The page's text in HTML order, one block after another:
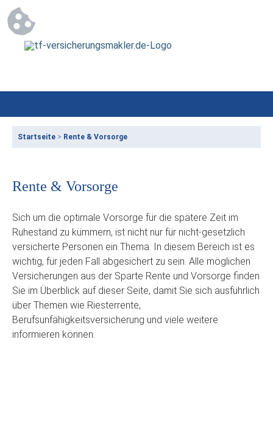
Startseite > Rente & Vorsorge
Rente & Vorsorge
Sich um die optimale Vorsorge für die spätere Zeit im
Ruhestand zu kümmern, ist nicht nur für nicht-gesetzlich
versicherte Personen ein Thema. In diesem Bereich ist es
wichtig, für jeden Fall abgesichert zu sein. Alle möglichen
Versicherungen aus der Sparte Rente und Vorsorge finden
Sie im Überblick auf dieser Seite, damit Sie sich ausführlich
über Themen wie Riesterrente,
Berufsunfähigkeitsversicherung und viele weitere
informieren können.